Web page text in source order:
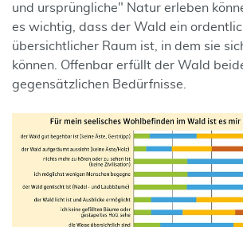
und ursprüngliche" Natur erleben
es wichtig, dass der Wald ein
übersichtlicher Raum ist, in dem sie
können. Offenbar erfüllt der Wald
gegensätzlichen Bedürfnisse.